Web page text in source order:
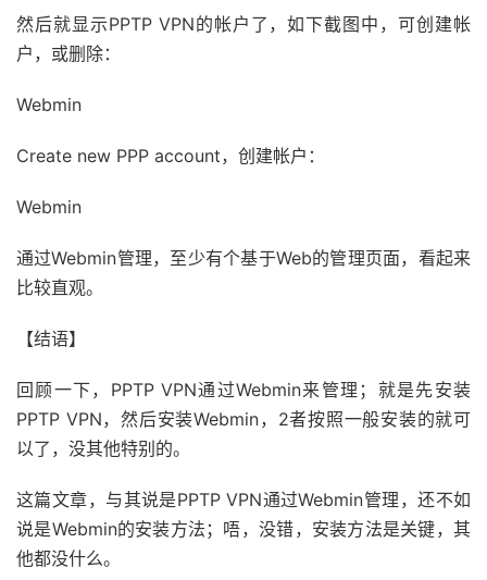
然后就显示PPTP VPN的帐户了，如下截图中，可创建帐
户，或删除：
Webmin
Create new PPP account，创建帐户：
Webmin
通过Webmin管理，至少有个基于Web的管理页面，看起来
比较直观。
【结语】
回顾一下，PPTP VPN通过Webmin来管理；就是先安装
PPTP VPN，然后安装Webmin，2者按照一般安装的就可
以了，没其他特别的。
这篇文章，与其说是PPTP VPN通过Webmin管理，还不如
说是Webmin的安装方法；唔，没错，安装方法是关键，其
他都没什么。